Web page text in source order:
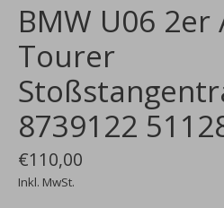
BMW U06 2er
Tourer
8739122
€110,00
Inkl. MwSt.